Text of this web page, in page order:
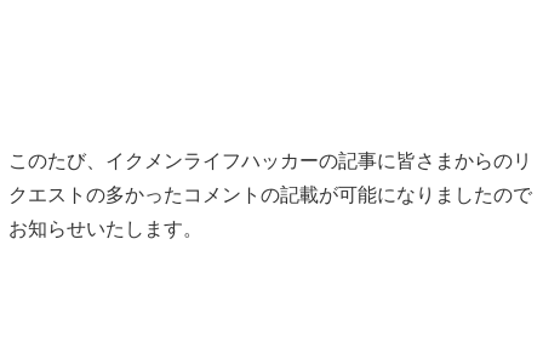
このたび、イクメンライフハッカーの記事に皆さまからのリ
クエストの多かったコメントの記載が可能になりましたので
お知らせいたします。